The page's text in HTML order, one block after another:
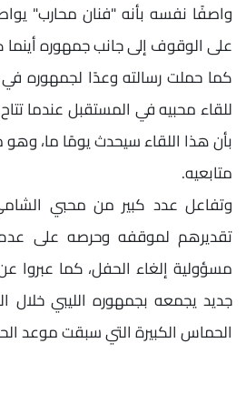
واصفًا نفسه بأنه "فنان محارب"
على الوقوف إلى جانب جمهوره أينما
كما حملت رسالته وعدًا لجمهوره في
للقاء محبيه في المستقبل عندما
بأن هذا اللقاء سيحدث يومًا ما، وهو
متابعيه.
وتفاعل عدد كبير من محبي
تقديرهم لموقفه وحرصه على
مسؤولية إلغاء الحفل، كما
جديد يجمعه بجمهوره الليبي خلال
الحماس الكبيرة التي سبقت موعد